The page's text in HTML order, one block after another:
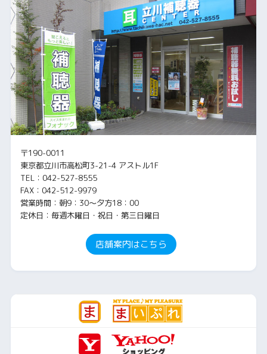
〒190-0011
東京都立川市高松町3-21-4 アストル1F
TEL：042-527-8555
FAX：042-512-9979
営業時間：朝9：30～夕方18：00
定休日：毎週木曜日・祝日・第三日曜日
店舗案内はこちら